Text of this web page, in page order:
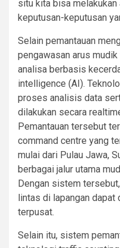
situ kita bisa melakukan
keputusan-keputusan
Selain pemantauan
pengawasan arus
analisa berbasis
intelligence (AI).
proses analisis data
dilakukan secara
Pemantauan tersebut
command centre yang
mulai dari Pulau Jawa,
berbagai jalur utama
Dengan sistem
lintas di lapangan dapat
terpusat.
Selain itu, sistem